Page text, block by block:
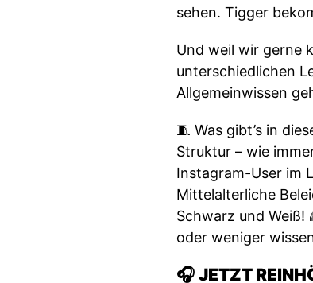
sehen. Tigger
Und weil wir gerne
unterschiedlichen
Allgemeinwissen
🧵 Was gibt’s in
Struktur – wie
Instagram-User im
Mittelalterliche
Schwarz und Weiß!
oder weniger
🎧 JETZT